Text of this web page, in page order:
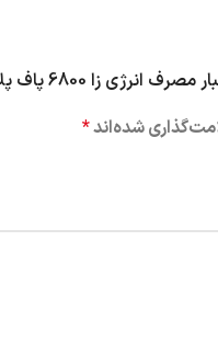
پاف پلام مکس وابین”
شده‌اند*